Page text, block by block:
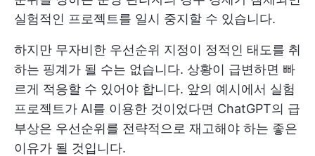
실험적인 프로젝트를 일시 중지할 수 있습니다.
하지만 무자비한 우선순위 지정이 정적인 태도를 취
하는 핑계가 될 수는 없습니다. 상황이 급변하면 빠
르게 적응할 수 있어야 합니다. 앞의 예시에서 실험
프로젝트가 AI를 이용한 것이었다면 ChatGPT의 급
부상은 우선순위를 전략적으로 재고해야 하는 좋은
이유가 될 것입니다.